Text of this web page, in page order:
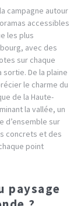
campagne autour
accessibles
les plus
avec des
sur chaque
De la plaine
le charme du
de la Haute-
la vallée, un
d’ensemble sur
concrets et des
point
paysage